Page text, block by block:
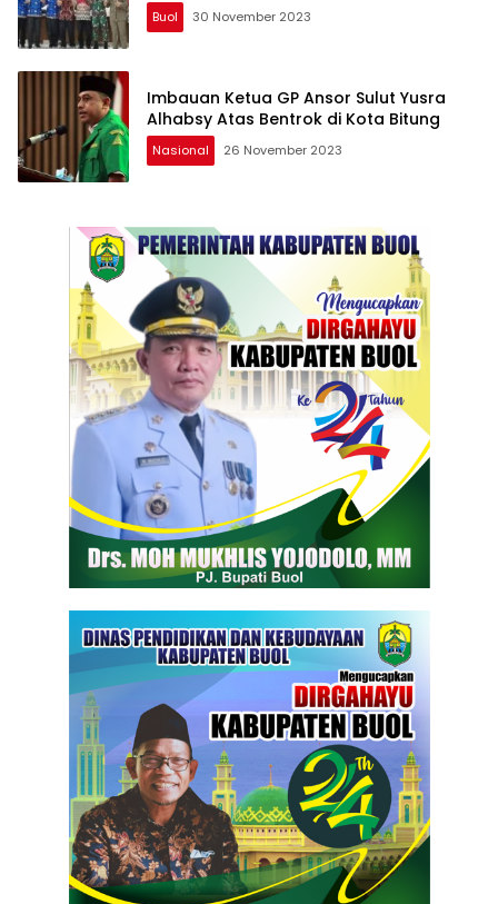
Buol 30 November 2023
Imbauan Ketua GP Ansor Sulut Yusra
Alhabsy Atas Bentrok di Kota Bitung
Nasional 26 November 2023